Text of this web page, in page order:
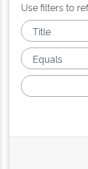
Use filters to